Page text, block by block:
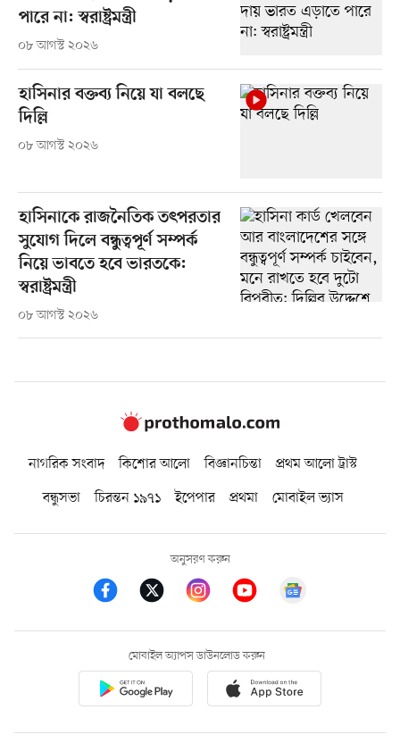
পারে না: স্বরাষ্ট্রমন্ত্রী
০৮ আগস্ট ২০২৬
হাসিনার বক্তব্য নিয়ে যা বলছে
দিল্লি
০৮ আগস্ট ২০২৬
হাসিনাকে রাজনৈতিক তৎপরতার
সুযোগ দিলে বন্ধুত্বপূর্ণ সম্পর্ক
নিয়ে ভাবতে হবে ভারতকে:
স্বরাষ্ট্রমন্ত্রী
০৮ আগস্ট ২০২৬
নাগরিক সংবাদ কিশোর আলো বিজ্ঞানচিন্তা
প্রথম আলো ট্রাস্ট
বন্ধুসভা
চিরন্তন ১৯৭১ ইপেপার প্রথমা মোবাইল ভ্যাস
অনুসরণ করুন
মোবাইল অ্যাপস ডাউনলোড করুন